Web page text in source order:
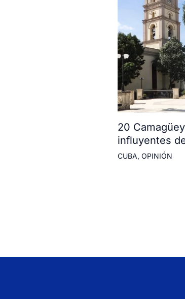
20
influyentes
CUBA, OPINIÓN